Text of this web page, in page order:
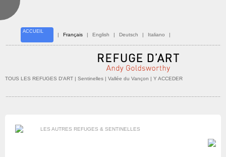
ACCUEIL
| Français | English | Deutsch | Italiano |
TOUS LES REFUGES D'ART | Sentinelles | Vallée du Vançon | Y ACCEDER
LES AUTRES REFUGES & SENTINELLES